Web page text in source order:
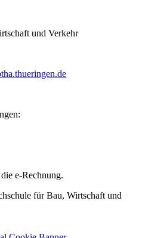
und Verkehr
e-Rechnung.
für Bau, Wirtschaft und